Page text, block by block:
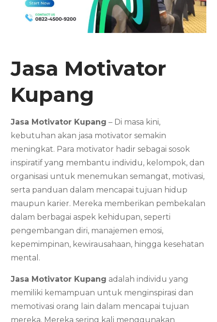
Jasa Motivator
Kupang
Jasa Motivator Kupang – Di masa kini,
kebutuhan akan jasa motivator semakin
meningkat. Para motivator hadir sebagai sosok
inspiratif yang membantu individu, kelompok, dan
organisasi untuk menemukan semangat, motivasi,
serta panduan dalam mencapai tujuan hidup
maupun karier. Mereka memberikan pembekalan
dalam berbagai aspek kehidupan, seperti
pengembangan diri, manajemen emosi,
kepemimpinan, kewirausahaan, hingga kesehatan
mental.
Jasa Motivator Kupang adalah individu yang
memiliki kemampuan untuk menginspirasi dan
memotivasi orang lain dalam mencapai tujuan
mereka. Mereka sering kali menggunakan